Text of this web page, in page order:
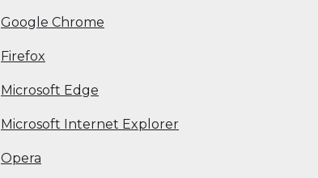
Google Chrome
Firefox
Microsoft Edge
Microsoft Internet Explorer
Opera